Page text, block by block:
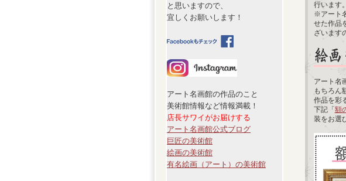
と思いますので、
宜しくお願いします！
アート名画館の作品のこと
美術館情報など情報満載！
店長サワイがお届けする
アート名画館公式ブログ
巨匠の美術館
絵画の美術館
有名絵画（アート）の美術館
行います
※アート
せた作品
ざいます
アート名
もちろん
作品を彩
下記「 額
装をお選